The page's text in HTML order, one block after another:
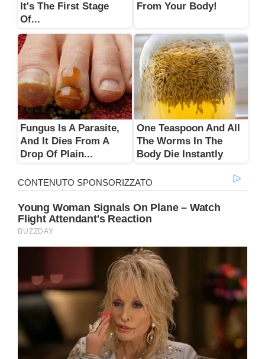
It's The First Stage
Of...
From Your Body!
Fungus Is A Parasite,
And It Dies From A
Drop Of Plain...
One Teaspoon And All
The Worms In The
Body Die Instantly